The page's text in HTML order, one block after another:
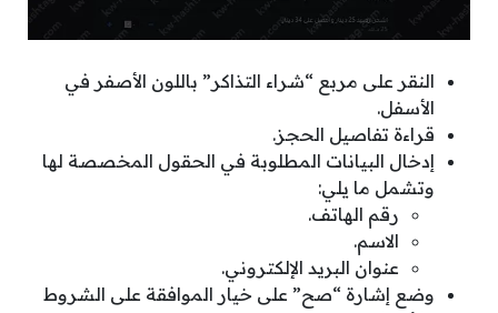
النقر على مربع “شراء التذاكر” باللون الأصفر في
الأسفل.
قراءة تفاصيل الحجز.
إدخال البيانات المطلوبة في الحقول المخصصة لها
وتشمل ما يلي:
رقم الهاتف.
الاسم.
عنوان البريد الإلكتروني.
وضع إشارة “صح” على خيار الموافقة على الشروط